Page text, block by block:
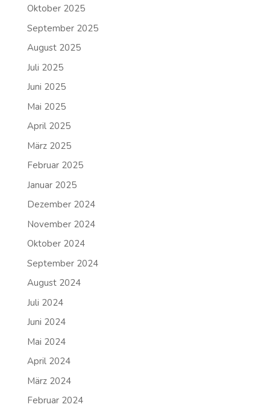
Oktober 2025
September 2025
August 2025
Juli 2025
Juni 2025
Mai 2025
April 2025
März 2025
Februar 2025
Januar 2025
Dezember 2024
November 2024
Oktober 2024
September 2024
August 2024
Juli 2024
Juni 2024
Mai 2024
April 2024
März 2024
Februar 2024